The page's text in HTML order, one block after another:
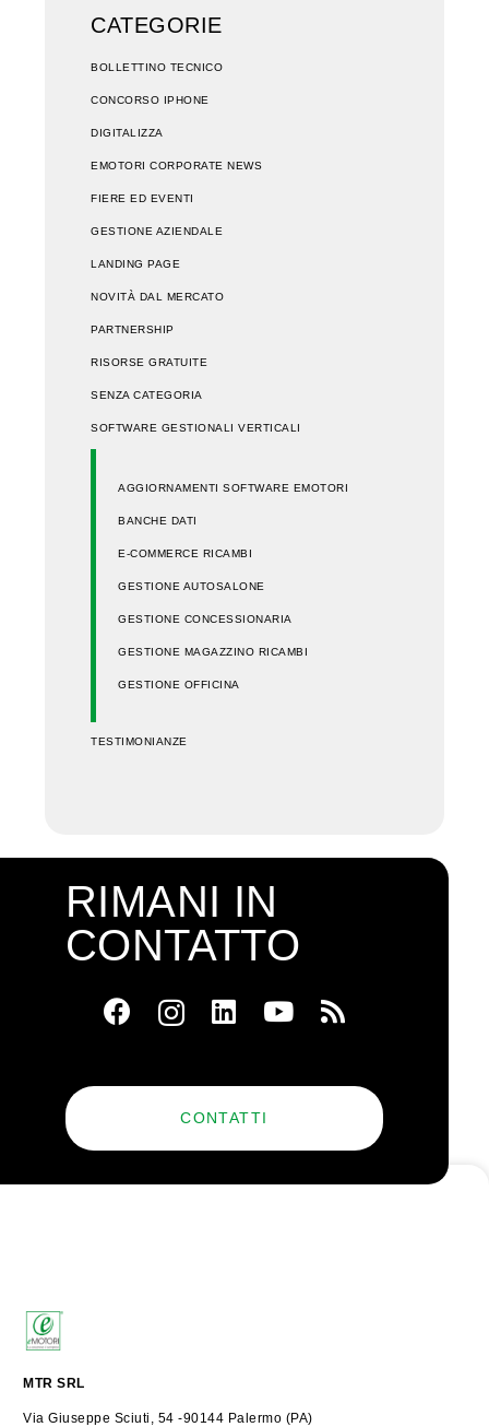
CATEGORIE
BOLLETTINO TECNICO
CONCORSO IPHONE
DIGITALIZZA
EMOTORI CORPORATE NEWS
FIERE ED EVENTI
GESTIONE AZIENDALE
LANDING PAGE
NOVITÀ DAL MERCATO
PARTNERSHIP
RISORSE GRATUITE
SENZA CATEGORIA
SOFTWARE GESTIONALI VERTICALI
AGGIORNAMENTI SOFTWARE EMOTORI
BANCHE DATI
E-COMMERCE RICAMBI
GESTIONE AUTOSALONE
GESTIONE CONCESSIONARIA
GESTIONE MAGAZZINO RICAMBI
GESTIONE OFFICINA
TESTIMONIANZE
RIMANI IN
CONTATTO
CONTATTI
MTR SRL
Via Giuseppe Sciuti, 54 -90144 Palermo (PA)